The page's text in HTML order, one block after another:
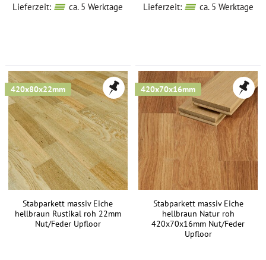
Lieferzeit: ca. 5 Werktage Lieferzeit: ca. 5 Werktage
420x80x22mm
Stabparkett massiv Eiche
hellbraun Rustikal roh 22mm
Nut/Feder Upfloor
420x70x16mm
Stabparkett massiv Eiche
hellbraun Natur roh
420x70x16mm Nut/Feder
Upfloor